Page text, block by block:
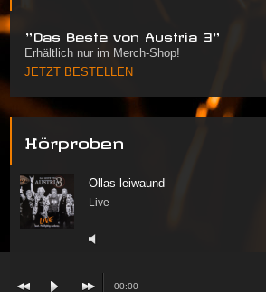
"Das Beste von Austria 3"
Erhältlich nur im Merch-Shop!
JETZT BESTELLEN
Hörproben
Ollas leiwaund
Live
00:00